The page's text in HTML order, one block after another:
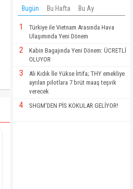
Bugün Bu Hafta Bu Ay
1
Türkiye ile Vietnam Arasında Hava
Ulaşımında Yeni Dönem
2
Kabin Bagajında Yeni Dönem: ÜCRETLİ
OLUYOR
3
Ali Kıdık İle Yükse İrtifa; THY emekliye
ayrılan pilotlara 7 brüt maaş teşvik
verecek
4 SHGM'DEN PİS KOKULAR GELİYOR!